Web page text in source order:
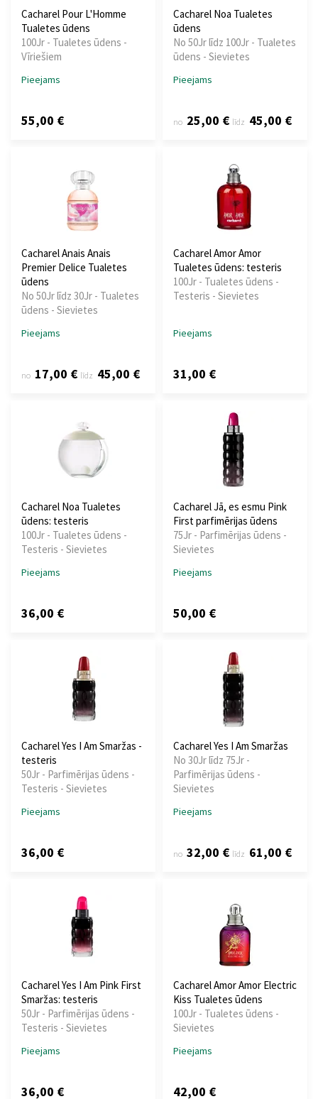
Cacharel Pour L'Homme
Tualetes ūdens
100Jr - Tualetes ūdens -
Vīriešiem
Pieejams
55,00 €
Cacharel Noa Tualetes
ūdens
No 50Jr līdz 100Jr - Tualetes
ūdens - Sievietes
Pieejams
no 25,00 € līdz 45,00 €
Cacharel Anais Anais
Premier Delice Tualetes
ūdens
No 50Jr līdz 30Jr - Tualetes
ūdens - Sievietes
Pieejams
no 17,00 € līdz 45,00 €
Cacharel Amor Amor
Tualetes ūdens: testeris
100Jr - Tualetes ūdens -
Testeris - Sievietes
Pieejams
31,00 €
Cacharel Noa Tualetes
ūdens: testeris
100Jr - Tualetes ūdens -
Testeris - Sievietes
Pieejams
36,00 €
Cacharel Jā, es esmu Pink
First parfimērijas ūdens
75Jr - Parfimērijas ūdens -
Sievietes
Pieejams
50,00 €
Cacharel Yes I Am Smaržas -
testeris
50Jr - Parfimērijas ūdens -
Testeris - Sievietes
Pieejams
36,00 €
Cacharel Yes I Am Smaržas
No 30Jr līdz 75Jr -
Parfimērijas ūdens -
Sievietes
Pieejams
no 32,00 € līdz 61,00 €
Cacharel Yes I Am Pink First
Smaržas: testeris
50Jr - Parfimērijas ūdens -
Testeris - Sievietes
Pieejams
36,00 €
Cacharel Amor Amor Electric
Kiss Tualetes ūdens
100Jr - Tualetes ūdens -
Sievietes
Pieejams
42,00 €